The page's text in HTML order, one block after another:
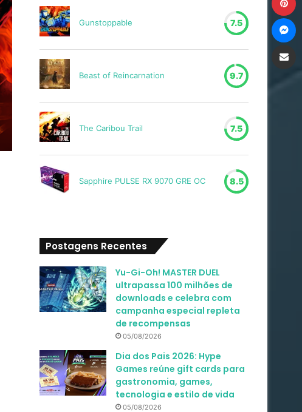
Gunstoppable 7.5
Beast of Reincarnation 9.7
The Caribou Trail 7.5
Sapphire PULSE RX 9070 GRE OC 8.5
Postagens Recentes
Yu-Gi-Oh! MASTER DUEL
ultrapassa 100 milhões de
downloads e celebra com
campanha especial repleta
de recompensas
05/08/2026
Dia dos Pais 2026: Hype
Games reúne gift cards para
gastronomia, games,
tecnologia e estilo de vida
05/08/2026